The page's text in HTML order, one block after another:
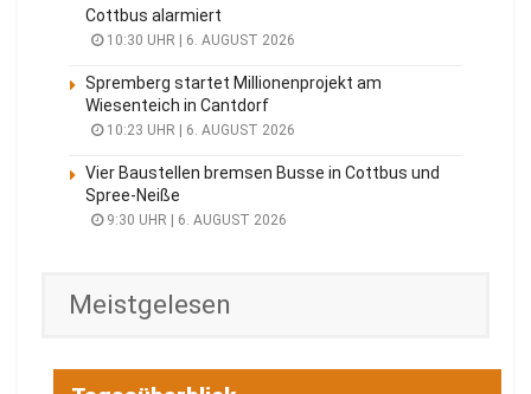
Cottbus alarmiert
10:30 UHR | 6. AUGUST 2026
Spremberg startet Millionenprojekt am
Wiesenteich in Cantdorf
10:23 UHR | 6. AUGUST 2026
Vier Baustellen bremsen Busse in Cottbus und
Spree-Neiße
9:30 UHR | 6. AUGUST 2026
Meistgelesen